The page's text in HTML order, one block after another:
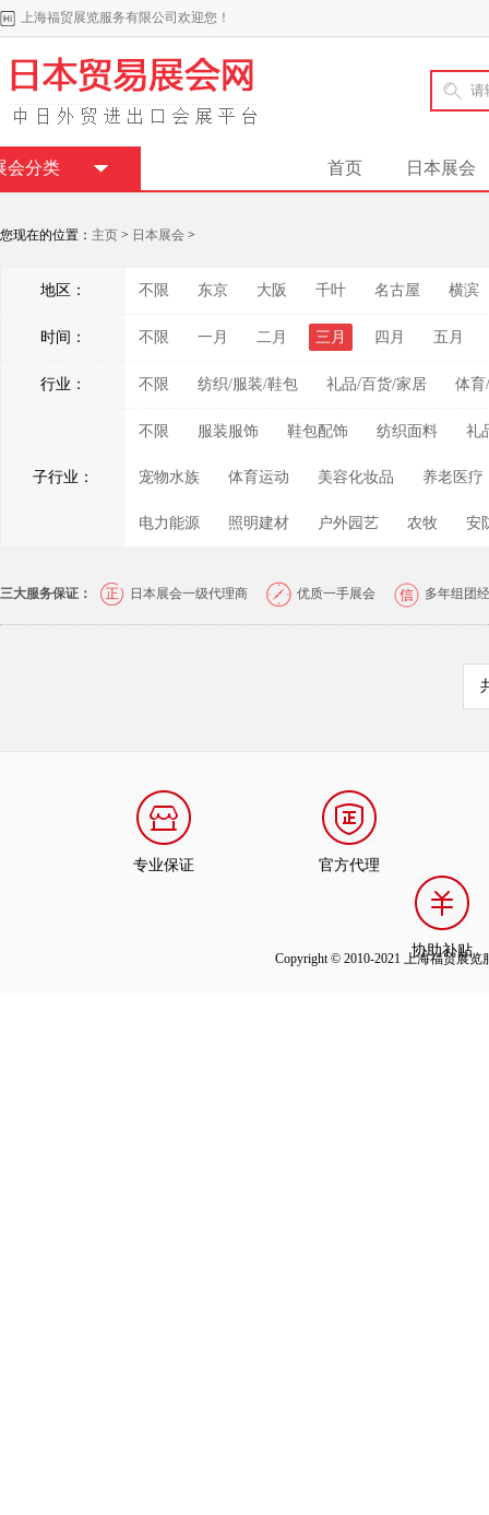
上海福贸展览服务有限公司欢迎您！
首页 日本展会
会分类
您现在的位置： 主页 > 日本展会 >
地区： 不限 东京 大阪 千叶 名古屋 横滨
时间： 不限 一月 二月 三月 四月 五月
行业： 不限 纺织/服装/鞋包 礼品/百货/家居 体育
子行业：
不限 服装服饰 鞋包配饰 纺织面料 礼
宠物水族 体育运动 美容化妆品 养老医疗
电力能源 照明建材 户外园艺 农牧 安
三大服务保证： 日本展会一级代理商 优质一手展会 多年组团
专业保证 官方代理
协助补贴
Copyright © 2010-2021 上海福贸展